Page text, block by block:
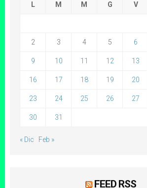
L M M G V
2 3 4 5 6
9 10 11 12 13
16 17 18 19 20
23 24 25 26 27
30 31
« Dic Feb »
FEED RSS